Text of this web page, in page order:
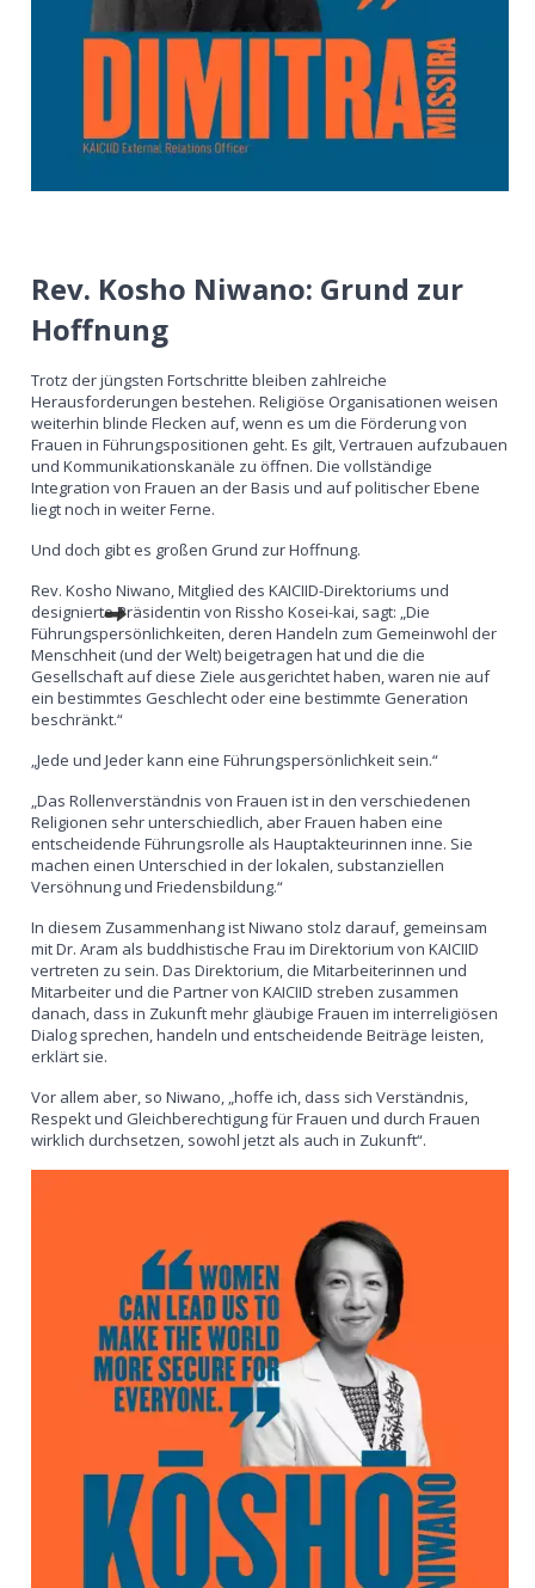
Rev. Kosho Niwano: Grund zur
Hoffnung
Trotz der jüngsten Fortschritte bleiben zahlreiche
Herausforderungen bestehen. Religiöse Organisationen weisen
weiterhin blinde Flecken auf, wenn es um die Förderung von
Frauen in Führungspositionen geht. Es gilt, Vertrauen aufzubauen
und Kommunikationskanäle zu öffnen. Die vollständige
Integration von Frauen an der Basis und auf politischer Ebene
liegt noch in weiter Ferne.
Und doch gibt es großen Grund zur Hoffnung.
Rev. Kosho Niwano, Mitglied des KAICIID-Direktoriums und
designierte Präsidentin von Rissho Kosei-kai, sagt: „Die
Führungspersönlichkeiten, deren Handeln zum Gemeinwohl der
Menschheit (und der Welt) beigetragen hat und die die
Gesellschaft auf diese Ziele ausgerichtet haben, waren nie auf
ein bestimmtes Geschlecht oder eine bestimmte Generation
beschränkt.“
„Jede und Jeder kann eine Führungspersönlichkeit sein.“
„Das Rollenverständnis von Frauen ist in den verschiedenen
Religionen sehr unterschiedlich, aber Frauen haben eine
entscheidende Führungsrolle als Hauptakteurinnen inne. Sie
machen einen Unterschied in der lokalen, substanziellen
Versöhnung und Friedensbildung.“
In diesem Zusammenhang ist Niwano stolz darauf, gemeinsam
mit Dr. Aram als buddhistische Frau im Direktorium von KAICIID
vertreten zu sein. Das Direktorium, die Mitarbeiterinnen und
Mitarbeiter und die Partner von KAICIID streben zusammen
danach, dass in Zukunft mehr gläubige Frauen im interreligiösen
Dialog sprechen, handeln und entscheidende Beiträge leisten,
erklärt sie.
Vor allem aber, so Niwano, „hoffe ich, dass sich Verständnis,
Respekt und Gleichberechtigung für Frauen und durch Frauen
wirklich durchsetzen, sowohl jetzt als auch in Zukunft“.